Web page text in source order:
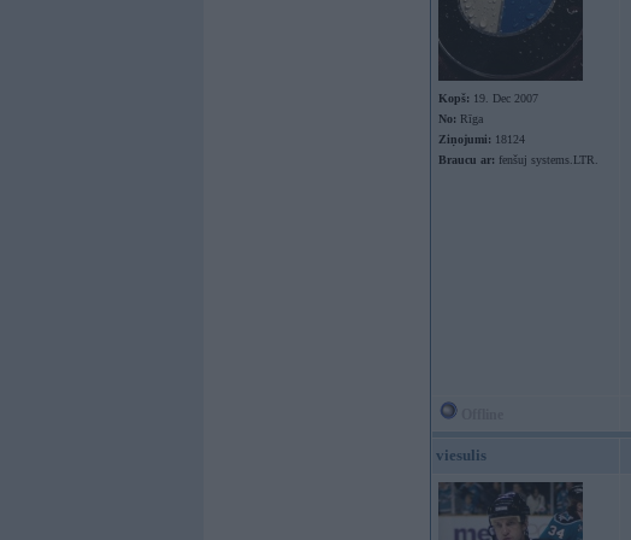
Kopš: 19. Dec 2007
No: Rīga
Ziņojumi: 18124
Braucu ar: fenšuj systems.LTR.
viesulis